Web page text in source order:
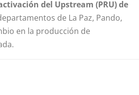
del Upstream (PRU) de
de La Paz, Pando,
en la producción de